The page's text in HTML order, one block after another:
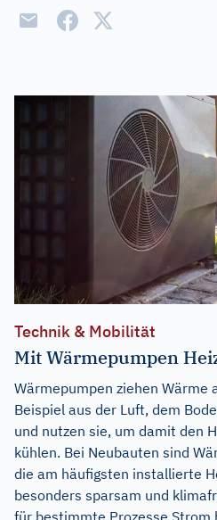
Technik & Mobilität
Mit Wärmepumpen
Wärmepumpen ziehen Wärme
Beispiel aus der Luft, dem
und nutzen sie, um damit den
kühlen. Bei Neubauten sind
die am häufigsten installierte
besonders sparsam und
für bestimmte Prozesse Strom